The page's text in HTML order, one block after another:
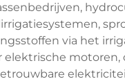
via het